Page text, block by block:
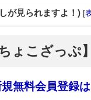
が見られますよ！) [
ょこざっぷ
無料会員登録